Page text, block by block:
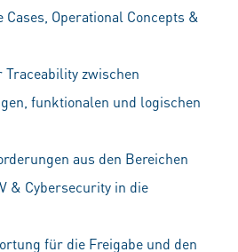
Operational Concepts &
zwischen
funktionalen und logischen
aus den Bereichen
& Cybersecurity in die
für die Freigabe und den